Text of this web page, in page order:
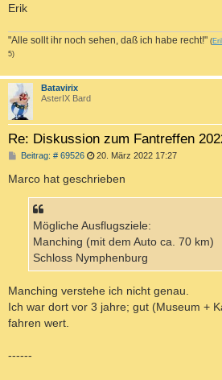
Erik
"Alle sollt ihr noch sehen, daß ich habe recht!" (
5)
Batavirix
AsterIX Bard
Re: Diskussion zum Fantreffen
Beitrag: # 69526B
i
t
r
20. März 2022 17:27
Marco hat geschrieben
Mögliche Ausflugsziele:
Manching (mit dem Auto ca. 70 km)
Schloss Nymphenburg
Manching verstehe ich nicht genau.
Ich war dort vor 3 jahre; gut (Museum +
fahren wert.
------